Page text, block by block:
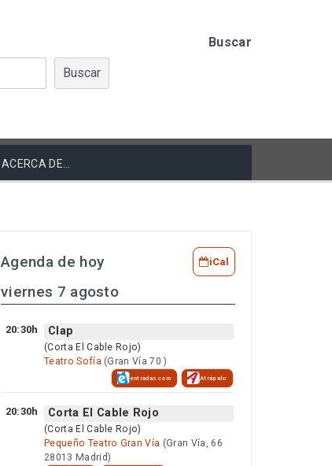
Buscar
Buscar
ACERCA DE…
Agenda de hoy iCal
viernes 7 agosto
20:30h Clap
(Corta El Cable Rojo)
Teatro Sofía (Gran Vía 70 )
entradas.com Atrápalo
20:30h Corta El Cable Rojo
(Corta El Cable Rojo)
Pequeño Teatro Gran Vía (Gran Vía, 66
28013 Madrid)